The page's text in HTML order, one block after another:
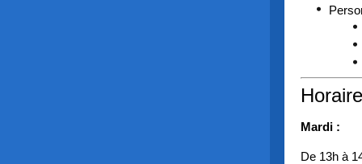
Mardi :
De 13h à